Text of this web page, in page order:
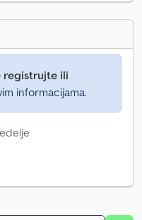
registrujte ili
informacijama.